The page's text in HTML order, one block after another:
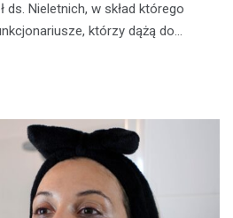
ds. Nieletnich, w skład którego
którzy dążą do…